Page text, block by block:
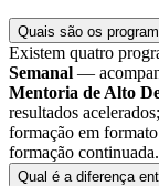
Quais são os
Existem quatro
Semanal —
Mentoria de Alto
resultados acelerados;
formação em
formação continuada.
Qual é a diferença